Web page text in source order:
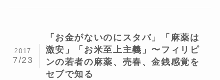
「お金がないのにスタバ」「麻薬は
激安」「お米至上主義」〜フィリピ
ンの若者の麻薬、売春、金銭感覚を
セブで知る
2017
7/23